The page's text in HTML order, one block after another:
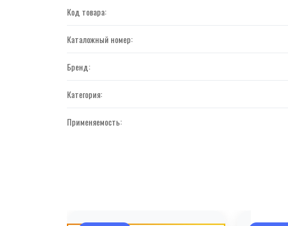
Код товара:
Каталожный номер:
Бренд:
Категория:
Применяемость: